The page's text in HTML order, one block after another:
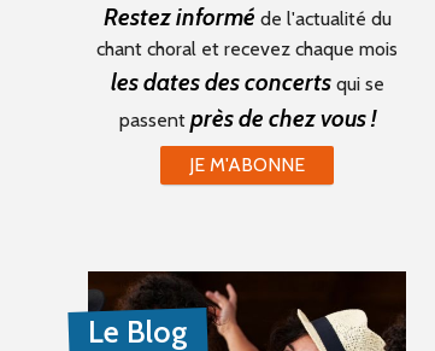
Restez informé de l'actualité du
chant choral et recevez chaque mois
les dates des concertsqui se
passent près de chez vous !
JE M'ABONNE
Le Blog